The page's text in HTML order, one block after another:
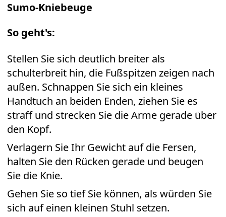
Sumo-Kniebeuge
So geht's:
Stellen Sie sich deutlich breiter als
schulterbreit hin, die Fußspitzen zeigen nach
außen. Schnappen Sie sich ein kleines
Handtuch an beiden Enden, ziehen Sie es
straff und strecken Sie die Arme gerade über
den Kopf.
Verlagern Sie Ihr Gewicht auf die Fersen,
halten Sie den Rücken gerade und beugen
Sie die Knie.
Gehen Sie so tief Sie können, als würden Sie
sich auf einen kleinen Stuhl setzen.